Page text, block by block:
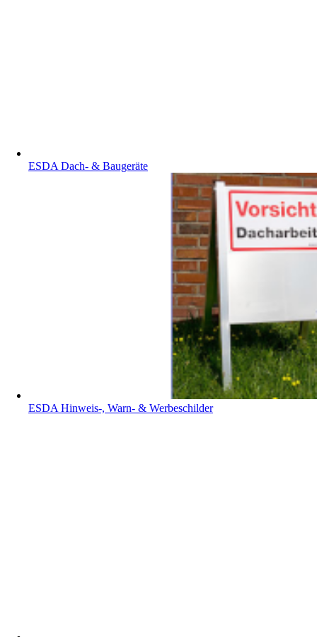
ESDA Dach- & Baugeräte
ESDA Hinweis-, Warn- & Werbeschilder